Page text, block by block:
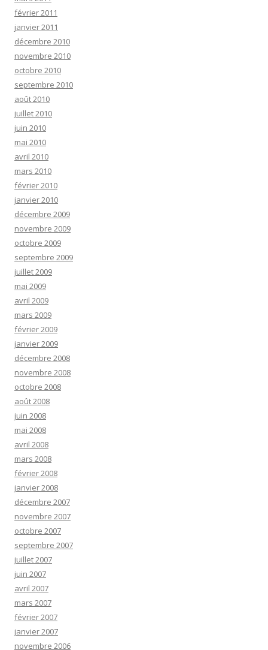
février 2011
janvier 2011
décembre 2010
novembre 2010
octobre 2010
septembre 2010
août 2010
juillet 2010
juin 2010
mai 2010
avril 2010
mars 2010
février 2010
janvier 2010
décembre 2009
novembre 2009
octobre 2009
septembre 2009
juillet 2009
mai 2009
avril 2009
mars 2009
février 2009
janvier 2009
décembre 2008
novembre 2008
octobre 2008
août 2008
juin 2008
mai 2008
avril 2008
mars 2008
février 2008
janvier 2008
décembre 2007
novembre 2007
octobre 2007
septembre 2007
juillet 2007
juin 2007
avril 2007
mars 2007
février 2007
janvier 2007
novembre 2006